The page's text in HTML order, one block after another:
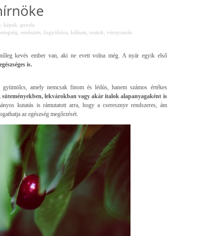
képek: pexels
emésztés, fogyókúra kálium rostok vérnyomás
kevés ember van, aki ne evett volna még. A nyár egyik első
is.
amely nemcsak finom és lédús, hanem számos értékes
süteményekben, lekvárokban vagy akár italok alapanyagaként is
kutatás is rámutatott arra, hogy a cseresznye rendszeres, ám
az egészség megőrzését.